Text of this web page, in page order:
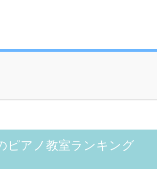
ピアノ教室ランキング